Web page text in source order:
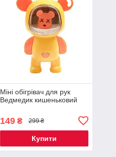
Міні обігрівач для рук
Ведмедик кишеньковий
149₴ 299 ₴
Купити